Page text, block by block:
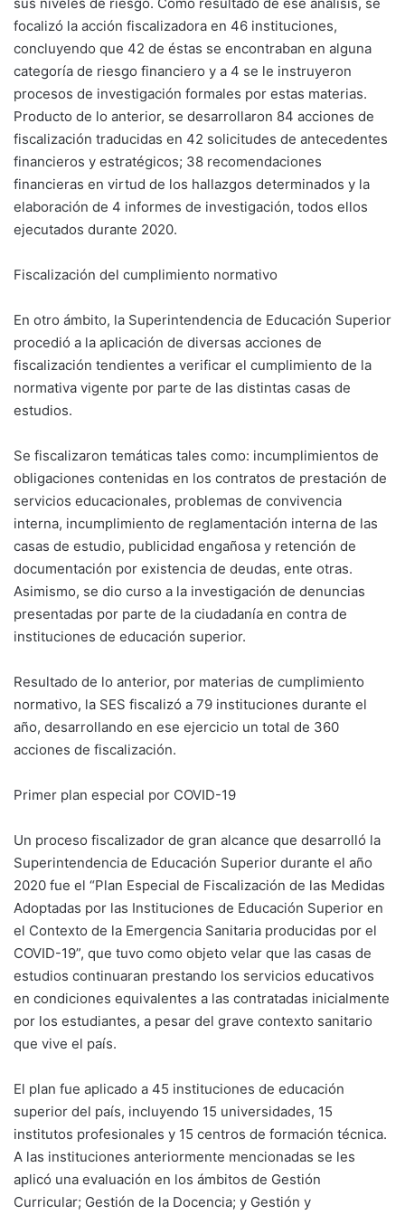
sus niveles de riesgo. Como resultado de ese análisis, se
focalizó la acción fiscalizadora en 46 instituciones,
concluyendo que 42 de éstas se encontraban en alguna
categoría de riesgo financiero y a 4 se le instruyeron
procesos de investigación formales por estas materias.
Producto de lo anterior, se desarrollaron 84 acciones de
fiscalización traducidas en 42 solicitudes de antecedentes
financieros y estratégicos; 38 recomendaciones
financieras en virtud de los hallazgos determinados y la
elaboración de 4 informes de investigación, todos ellos
ejecutados durante 2020.
Fiscalización del cumplimiento normativo
En otro ámbito, la Superintendencia de Educación Superior
procedió a la aplicación de diversas acciones de
fiscalización tendientes a verificar el cumplimiento de la
normativa vigente por parte de las distintas casas de
estudios.
Se fiscalizaron temáticas tales como: incumplimientos de
obligaciones contenidas en los contratos de prestación de
servicios educacionales, problemas de convivencia
interna, incumplimiento de reglamentación interna de las
casas de estudio, publicidad engañosa y retención de
documentación por existencia de deudas, ente otras.
Asimismo, se dio curso a la investigación de denuncias
presentadas por parte de la ciudadanía en contra de
instituciones de educación superior.
Resultado de lo anterior, por materias de cumplimiento
normativo, la SES fiscalizó a 79 instituciones durante el
año, desarrollando en ese ejercicio un total de 360
acciones de fiscalización.
Primer plan especial por COVID-19
Un proceso fiscalizador de gran alcance que desarrolló la
Superintendencia de Educación Superior durante el año
2020 fue el “Plan Especial de Fiscalización de las Medidas
Adoptadas por las Instituciones de Educación Superior en
el Contexto de la Emergencia Sanitaria producidas por el
COVID-19”, que tuvo como objeto velar que las casas de
estudios continuaran prestando los servicios educativos
en condiciones equivalentes a las contratadas inicialmente
por los estudiantes, a pesar del grave contexto sanitario
que vive el país.
El plan fue aplicado a 45 instituciones de educación
superior del país, incluyendo 15 universidades, 15
institutos profesionales y 15 centros de formación técnica.
A las instituciones anteriormente mencionadas se les
aplicó una evaluación en los ámbitos de Gestión
Curricular; Gestión de la Docencia; y Gestión y